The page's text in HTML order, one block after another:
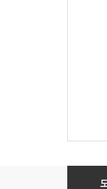
대통령